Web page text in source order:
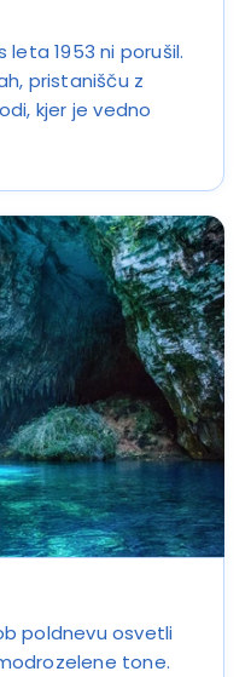
1953 ni porušil.
pristanišču z
kjer je vedno
poldnevu osvetli
tone.